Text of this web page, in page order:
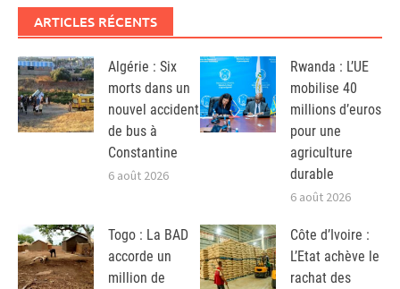
ARTICLES RÉCENTS
Algérie : Six
morts dans un
nouvel accident
de bus à
Constantine
6 août 2026
Rwanda : L’UE
mobilise 40
millions d’euros
pour une
agriculture
durable
6 août 2026
Togo : La BAD
accorde un
million de
Côte d’Ivoire :
L’Etat achève le
rachat des